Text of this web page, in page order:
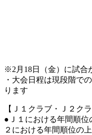
※2月18日（金）に試合
・大会日程は現段階で
ります
【Ｊ１クラブ・Ｊ２ク
●Ｊ１における年間順位
２における年間順位の